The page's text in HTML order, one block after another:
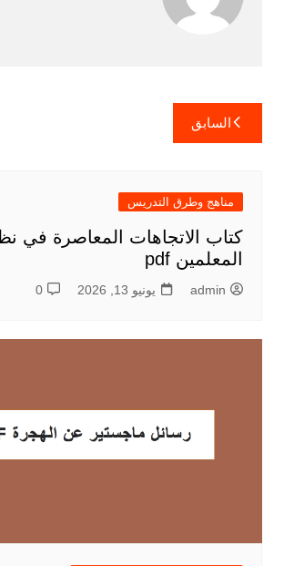
تصفّح
المقالات
السابق
مناهج وطرق التدريس
كتاب الاتجاهات المعاصرة في
المعلمين pdf
admin يونيو 13, 2026 0